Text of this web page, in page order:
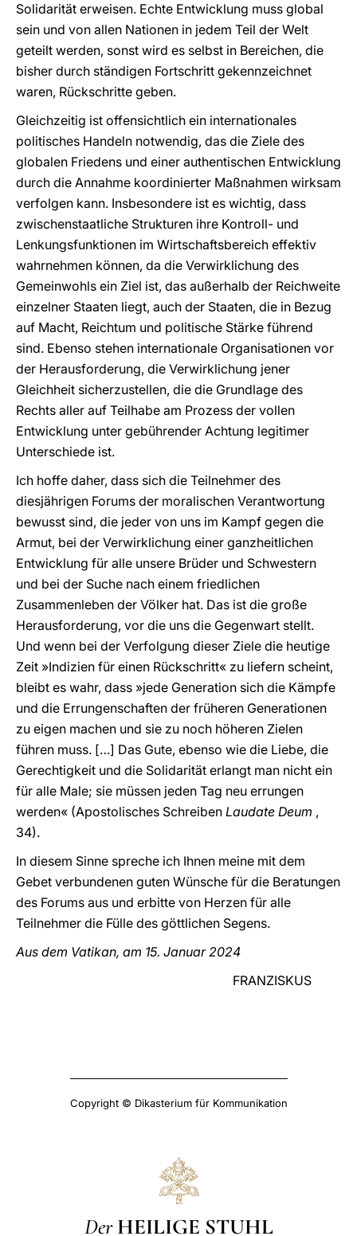
Solidarität erweisen. Echte Entwicklung muss global
sein und von allen Nationen in jedem Teil der Welt
geteilt werden, sonst wird es selbst in Bereichen, die
bisher durch ständigen Fortschritt gekennzeichnet
waren, Rückschritte geben.
Gleichzeitig ist offensichtlich ein internationales
politisches Handeln notwendig, das die Ziele des
globalen Friedens und einer authentischen Entwicklung
durch die Annahme koordinierter Maßnahmen wirksam
verfolgen kann. Insbesondere ist es wichtig, dass
zwischenstaatliche Strukturen ihre Kontroll- und
Lenkungsfunktionen im Wirtschaftsbereich effektiv
wahrnehmen können, da die Verwirklichung des
Gemeinwohls ein Ziel ist, das außerhalb der Reichweite
einzelner Staaten liegt, auch der Staaten, die in Bezug
auf Macht, Reichtum und politische Stärke führend
sind. Ebenso stehen internationale Organisationen vor
der Herausforderung, die Verwirklichung jener
Gleichheit sicherzustellen, die die Grundlage des
Rechts aller auf Teilhabe am Prozess der vollen
Entwicklung unter gebührender Achtung legitimer
Unterschiede ist.
Ich hoffe daher, dass sich die Teilnehmer des
diesjährigen Forums der moralischen Verantwortung
bewusst sind, die jeder von uns im Kampf gegen die
Armut, bei der Verwirklichung einer ganzheitlichen
Entwicklung für alle unsere Brüder und Schwestern
und bei der Suche nach einem friedlichen
Zusammenleben der Völker hat. Das ist die große
Herausforderung, vor die uns die Gegenwart stellt.
Und wenn bei der Verfolgung dieser Ziele die heutige
Zeit »Indizien für einen Rückschritt« zu liefern scheint,
bleibt es wahr, dass »jede Generation sich die Kämpfe
und die Errungenschaften der früheren Generationen
zu eigen machen und sie zu noch höheren Zielen
führen muss. […] Das Gute, ebenso wie die Liebe, die
Gerechtigkeit und die Solidarität erlangt man nicht ein
für alle Male; sie müssen jeden Tag neu errungen
werden« (Apostolisches Schreiben Laudate Deum ,
34).
In diesem Sinne spreche ich Ihnen meine mit dem
Gebet verbundenen guten Wünsche für die Beratungen
des Forums aus und erbitte von Herzen für alle
Teilnehmer die Fülle des göttlichen Segens.
Aus dem Vatikan, am 15. Januar 2024
FRANZISKUS
Copyright © Dikasterium für Kommunikation
Der HEILIGE STUHL